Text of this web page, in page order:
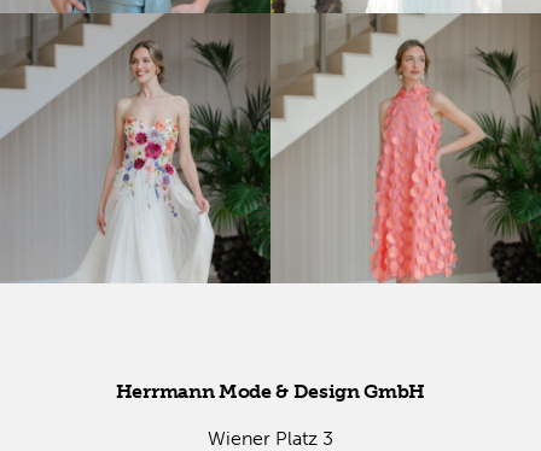
Herr­mann Mode & De­sign GmbH
Wie­ner Platz 3